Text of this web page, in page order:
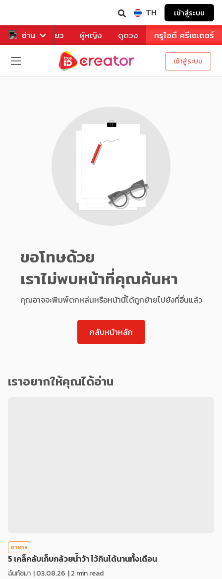
TH เข้าสู่ระบบ
อ่าน
หาร ท่องเที่ยว ผู้หญิง ดูดวง ทรูไอดี ครีเอเตอร์
เข้าสู่ระบบ
ขอโทษด้วย
เราไม่พบหน้าที่คุณค้นหา
คุณอาจจะพิมพ์ตกหล่นหรือหน้านี้ได้ถูกย้ายไปยังที่อื่นแล้ว
กลับหน้าหลัก
เราอยากให้คุณได้อ่าน
อาหาร
5 เคล็คลับเก็บกล้วยน้ำว้า ไว้กินได้นานทั้งเดือน
ฉันท์ชมา |03.08.26 | 2 min read